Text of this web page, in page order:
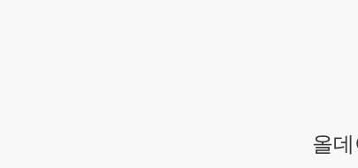
올